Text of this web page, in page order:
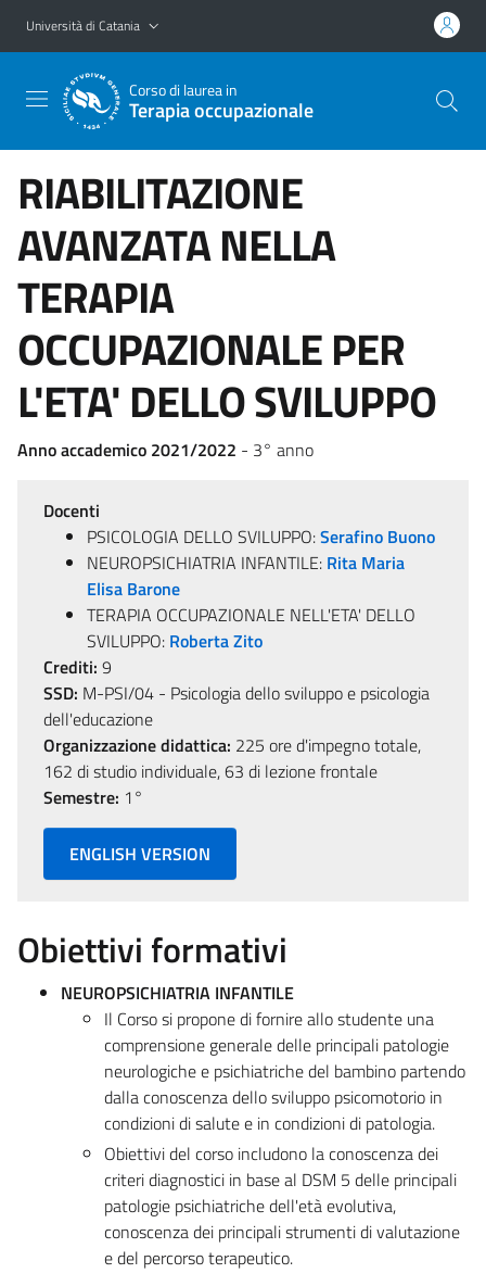
Vai al contenuto principale
Vai al menu di navigazione
Università di Catania
Corso di laurea in
Terapia occupazionale
RIABILITAZIONE
AVANZATA NELLA
TERAPIA
OCCUPAZIONALE PER
L'ETA' DELLO SVILUPPO
Anno accademico 2021/2022 - 3° anno
Docenti
PSICOLOGIA DELLO SVILUPPO:Serafino Buono
NEUROPSICHIATRIA INFANTILE: Rita Maria
Elisa Barone
TERAPIA OCCUPAZIONALE NELL'ETA' DELLO
SVILUPPO: Roberta Zito
Crediti: 9
SSD: M-PSI/04 - Psicologia dello sviluppo e psicologia
dell'educazione
Organizzazione didattica: 225 ore d'impegno totale,
162 di studio individuale, 63 di lezione frontale
Semestre: 1°
ENGLISH VERSION
Obiettivi formativi
NEUROPSICHIATRIA INFANTILE
Il Corso si propone di fornire allo studente una
comprensione generale delle principali patologie
neurologiche e psichiatriche del bambino partendo
dalla conoscenza dello sviluppo psicomotorio in
condizioni di salute e in condizioni di patologia.
Obiettivi del corso includono la conoscenza dei
criteri diagnostici in base al DSM 5 delle principali
patologie psichiatriche dell'età evolutiva,
conoscenza dei principali strumenti di valutazione
e del percorso terapeutico.